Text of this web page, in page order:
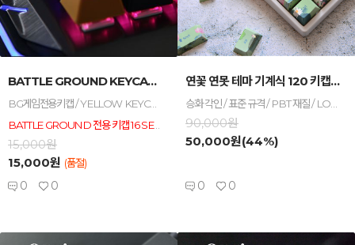
BATTLE GROUND KEYCAP ABS 16K...
BG게임전용키캡 / YELLOW KEYCAP / 16KEY SET / ABS재질 / 체리전용
BATTLE GROUND 전용 키캡 16 SET 입니다. 옐로우 색상 ABS 재질, LED가 투과되는 포인트 키캡 세트입니다.
15,000원
15,000원 (품절)
0 0
연꽃 연못 테마 기계식 120 키캡 세트 ...
승화 각인 / 표준 규격 / PBT 재질 / LOTUS 테마 키캡 / 120키 풀셋
90,000원
50,000원(44%)
0 0